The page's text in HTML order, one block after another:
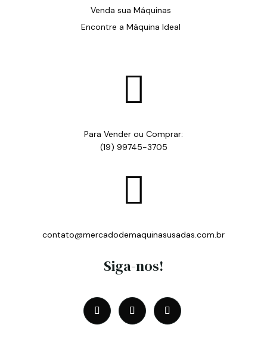
Venda sua Máquinas
Encontre a Máquina Ideal

Para Vender ou Comprar:
(19) 99745-3705

contato@mercadodemaquinasusadas.com.br
Siga-nos!